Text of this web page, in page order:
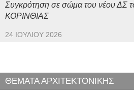
Συγκρότηση σε σώμα του νέου
ΚΟΡΙΝΘΙΑΣ
24 ΙΟΥΛΊΟΥ 2026
ΘΕΜΑΤΑ ΑΡΧΙΤΕΚΤΟΝΙΚΗΣ